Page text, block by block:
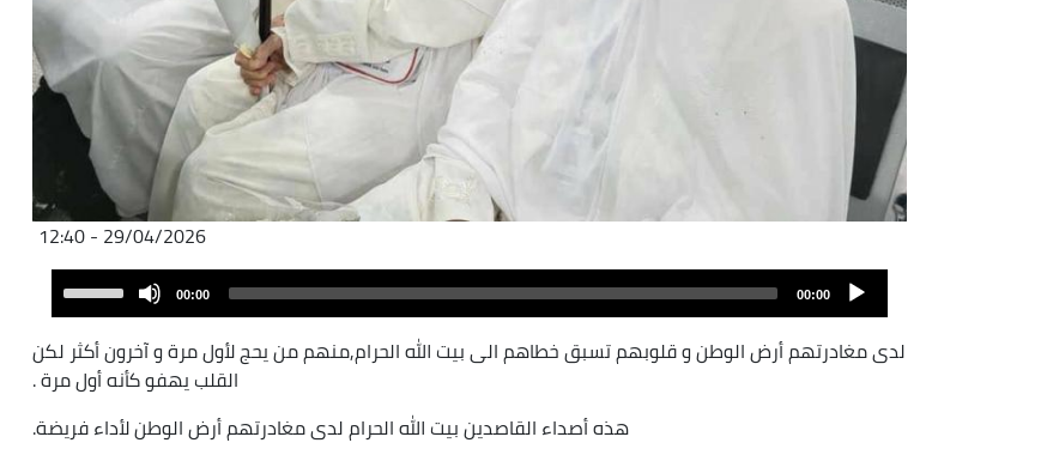
29/04/2026 - 12:40
Fichier
audio
Player
00:00
00:00
Arrow
keys
to
increase
لدى مغادرتهم أرض الوطن و قلوبهم تسبق خطاهم الى بيت الله الحرام,منهم من يحج لأول مرة و آخرون أكثر لكن
القلب يهفو كأنه أول مرة .
هذه أصداء القاصدين بيت الله الحرام لدى مغادرتهم أرض الوطن لأداء فريضة.